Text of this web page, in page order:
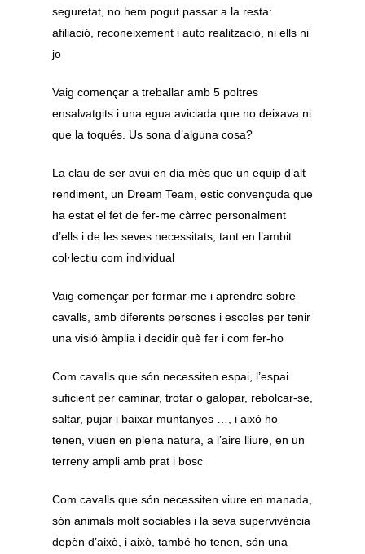
seguretat, no hem pogut passar a la resta:
afiliació, reconeixement i auto realització, ni ells ni
jo
Vaig començar a treballar amb 5 poltres
ensalvatgits i una egua aviciada que no deixava ni
que la toqués. Us sona d’alguna cosa?
La clau de ser avui en dia més que un equip d’alt
rendiment, un Dream Team, estic convençuda que
ha estat el fet de fer-me càrrec personalment
d’ells i de les seves necessitats, tant en l’ambit
col·lectiu com individual
Vaig començar per formar-me i aprendre sobre
cavalls, amb diferents persones i escoles per tenir
una visió àmplia i decidir què fer i com fer-ho
Com cavalls que són necessiten espai, l’espai
suficient per caminar, trotar o galopar, rebolcar-se,
saltar, pujar i baixar muntanyes …, i això ho
tenen, viuen en plena natura, a l’aire lliure, en un
terreny ampli amb prat i bosc
Com cavalls que són necessiten viure en manada,
són animals molt sociables i la seva supervivència
depèn d’això, i això, també ho tenen, són una